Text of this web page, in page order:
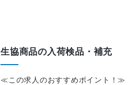
生協商品の入荷検品・補充
≪この求人のおすすめポイント！≫